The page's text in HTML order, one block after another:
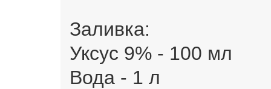
Заливка:
Уксус 9% - 100 мл
Вода - 1 л